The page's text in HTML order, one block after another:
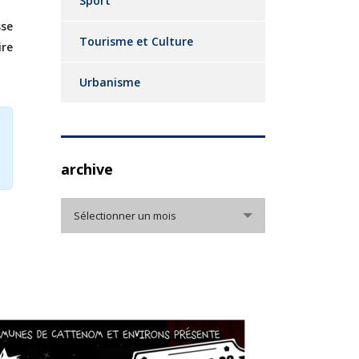
Tourisme et Culture
Urbanisme
archive
Sélectionner un mois